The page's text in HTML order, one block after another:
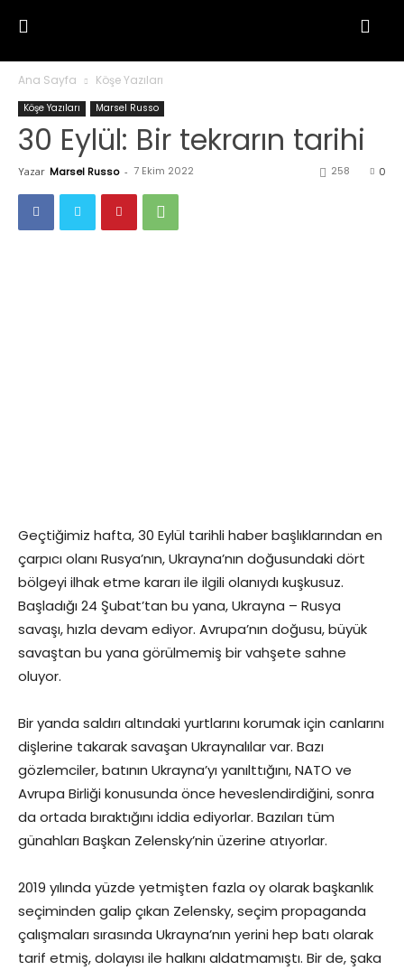
Ana Sayfa Köşe Yazıları
Köşe Yazıları Marsel Russo
30 Eylül: Bir tekrarın tarihi
Yazar Marsel Russo - 7 Ekim 2022 0
258
Geçtiğimiz hafta, 30 Eylül tarihli haber başlıklarından en
çarpıcı olanı Rusya’nın, Ukrayna’nın doğusundaki dört
bölgeyi ilhak etme kararı ile ilgili olanıydı kuşkusuz.
Başladığı 24 Şubat’tan bu yana, Ukrayna – Rusya
savaşı, hızla devam ediyor. Avrupa’nın doğusu, büyük
savaştan bu yana görülmemiş bir vahşete sahne
oluyor.
Bir yanda saldırı altındaki yurtlarını korumak için canlarını
dişlerine takarak savaşan Ukraynalılar var. Bazı
gözlemciler, batının Ukrayna’yı yanılttığını, NATO ve
Avrupa Birliği konusunda önce heveslendirdiğini, sonra
da ortada bıraktığını iddia ediyorlar. Bazıları tüm
günahları Başkan Zelensky’nin üzerine atıyorlar.
2019 yılında yüzde yetmişten fazla oy olarak başkanlık
seçiminden galip çıkan Zelensky, seçim propaganda
çalışmaları sırasında Ukrayna’nın yerini hep batı olarak
tarif etmiş, dolayısı ile halkını aldatmamıştı. Bir de, şaka